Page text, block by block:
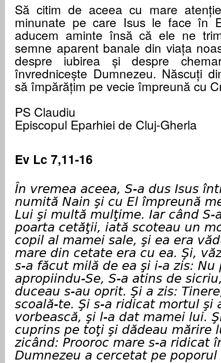
Să citim de aceea cu mare
minunate pe care Isus le face în
aducem aminte însă că ele ne
semne aparent banale din viața
despre iubirea și despre
învrednicește Dumnezeu. Născuți
să împărățim pe vecie împreună cu
PS Claudiu
Episcopul Eparhiei de Cluj-Gherla
Ev Lc 7,11-16
În vremea aceea, S-a dus Isus
numită Nain şi cu El împreună
Lui şi multă mulţime. Iar când S-
poarta cetăţii, iată scoteau un
copil al mamei sale, şi ea era
mare din cetate era cu ea. Şi,
s-a făcut milă de ea şi i-a zis: Nu
apropiindu-Se, S-a atins de
duceau s-au oprit. Şi a zis:
scoală-te. Şi s-a ridicat mortul şi
vorbească, şi l-a dat mamei lui.
cuprins pe toţi şi dădeau mărire
zicând: Prooroc mare s-a ridicat
Dumnezeu a cercetat pe poporul